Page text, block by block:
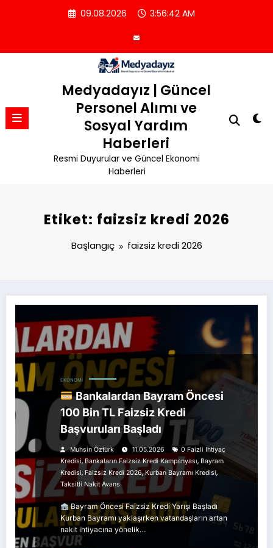
09.08.2026 3:56:42 AM
Medyadayız | Güncel
Personel Alımı ve
Sosyal Yardım
Haberleri
Resmi Duyurular ve Güncel Ekonomi
Haberleri
Etiket: faizsiz kredi 2026
Başlangıç faizsiz kredi 2026
EKONOMI
Bankalardan Bayram Öncesi
100 Bin TL Faizsiz Kredi
Başvuruları Başladı
Muhsin Öztürk 11.05.2026
0 Faizli Ihtiyaç
Kredisi,Bankaların Faizsiz Kredi Kampanyası, Bayram
Kredisi, Faizsiz Kredi 2026,Kurban Bayramı Kredisi,
Taksitli Nakit Avans
Bayram Öncesi Faizsiz Kredi Yarışı Başladı
Kurban Bayramı yaklaşırken vatandaşların artan
nakit ihtiyacına yönelik…